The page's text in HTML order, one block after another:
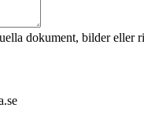
dokument, bilder eller